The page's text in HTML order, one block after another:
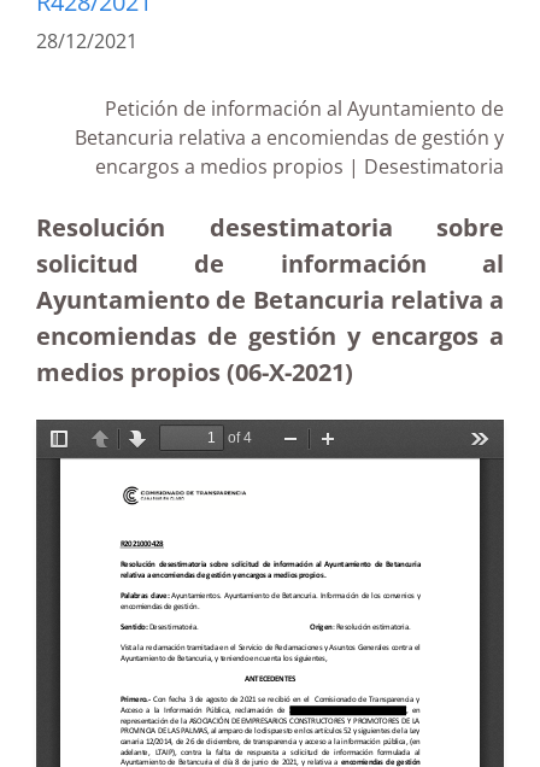
28/12/2021
Petición de información al Ayuntamiento de
Betancuria relativa a encomiendas de gestión y
encargos a medios propios | Desestimatoria
Resolución desestimatoria sobre
solicitud de información al
Ayuntamiento de Betancuria relativa a
encomiendas de gestión y encargos a
medios propios (06-X-2021)